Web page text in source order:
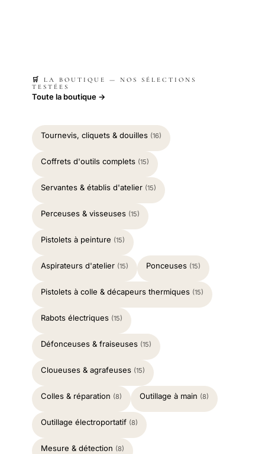
🛒 LA BOUTIQUE — NOS SÉLECTIONS
TESTÉES
Toute la boutique →
Tournevis, cliquets & douilles (16)
Coffrets d'outils complets (15)
Servantes & établis d'atelier (15)
Perceuses & visseuses (15)
Pistolets à peinture (15)
Aspirateurs d'atelier (15) Ponceuses (15)
Pistolets à colle & décapeurs thermiques (15)
Rabots électriques (15)
Défonceuses & fraiseuses (15)
Cloueuses & agrafeuses (15)
Colles & réparation (8) Outillage à main (8)
Outillage électroportatif (8)
Mesure & détection (8)